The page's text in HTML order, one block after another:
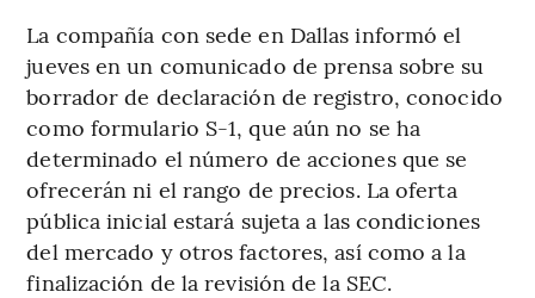
La compañía con sede en Dallas informó el
jueves en un comunicado de prensa sobre su
borrador de declaración de registro, conocido
como formulario S-1, que aún no se ha
determinado el número de acciones que se
ofrecerán ni el rango de precios. La oferta
pública inicial estará sujeta a las condiciones
del mercado y otros factores, así como a la
finalización de la revisión de la SEC.